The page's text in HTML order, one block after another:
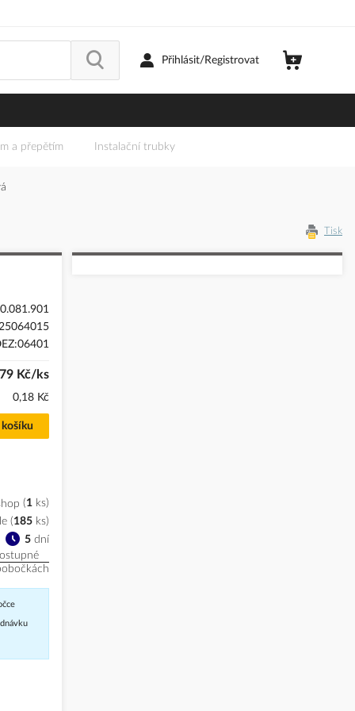
Přihlásit/Registrovat
a přepětím Instalační trubky
Tisk
Kč/ks
0,18 Kč
1 ks
5dní
(185 ks)